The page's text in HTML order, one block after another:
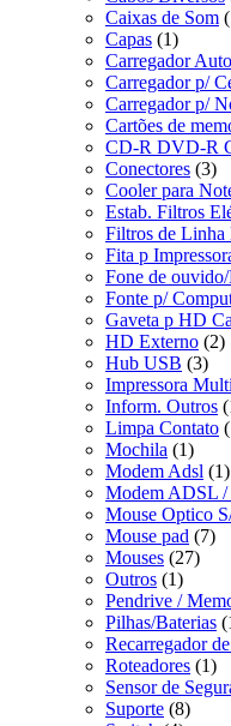
Caixas de Som
Capas (1)
Carregador
Carregador p/
Carregador p/
Cartões de
CD-R DVD-R
Conectores (3)
Cooler para
Estab. Filtros
Filtros de Linha
Fita p
Fone de
Fonte p/
Gaveta p HD
HD Externo (2)
Hub USB (3)
Impressora
Inform. Outros
Limpa Contato
Mochila (1)
Modem Adsl (1)
Modem ADSL /
Mouse Optico
Mouse pad (7)
Mouses (27)
Outros (1)
Pendrive /
Pilhas/Baterias
Recarregador
Roteadores (1)
Sensor de
Suporte (8)